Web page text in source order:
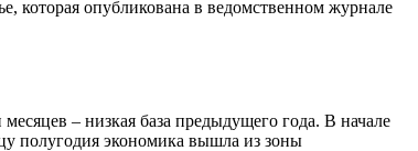
которая опубликована в ведомственном журнале
– низкая база предыдущего года. В начале
полугодия экономика вышла из зоны